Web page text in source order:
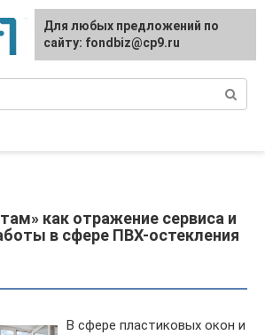
как отражение сервиса и
в сфере ПВХ-остекления
В сфере пластиковых окон и
Для любых предложений по
сайту: fondbiz@cp9.ru